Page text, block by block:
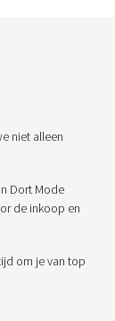
niet alleen
Dort Mode
de inkoop en
om je van top